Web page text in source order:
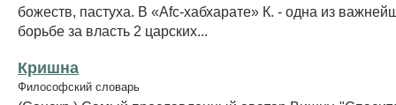
божеств, пастуха. В «Afc-хабхарате» К. - одна из
борьбе за власть 2 царских...
Кришна
Философский словарь